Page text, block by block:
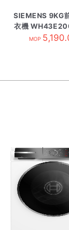
SIEMENS 9KG
衣機
色
MOP